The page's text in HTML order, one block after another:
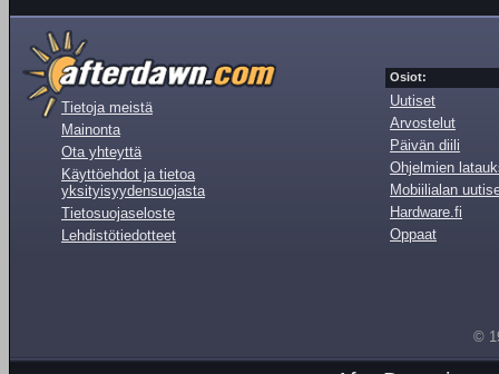
Tietoja meistä
Mainonta
Ota yhteyttä
Käyttöehdot ja tietoa
yksityisyydensuojasta
Tietosuojaseloste
Lehdistötiedotteet
Osiot:
Uutiset
Arvostelut
Päivän diili
Ohjelmien
Mobiilialan
Hardware.fi
Oppaat
©